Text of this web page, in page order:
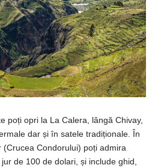
poți opri la La Calera, lângă Chivay,
dar și în satele tradiționale. În
(Crucea Condorului) poți admira
de 100 de dolari, și include ghid,